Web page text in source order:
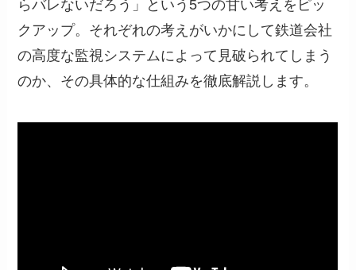
らバレないだろう」という5つの甘い考えをピッ
クアップ。それぞれの考えがいかにして鉄道会社
の高度な監視システムによって見破られてしまう
のか、その具体的な仕組みを徹底解説します。